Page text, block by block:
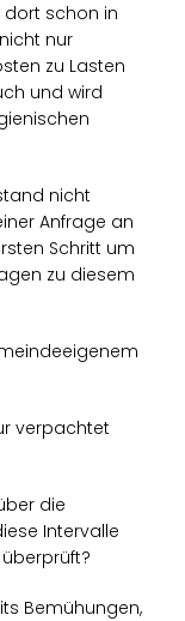
schon in
nur
zu Lasten
und wird
nicht
Anfrage an
Schritt um
zu diesem
verpachtet
die
Intervalle
Bemühungen,